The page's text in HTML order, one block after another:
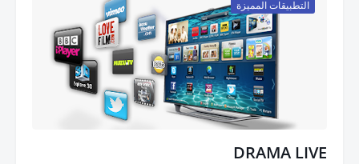
التطبيقات المميزة
DRAMA LIVE